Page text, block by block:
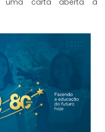
uma carta aberta à